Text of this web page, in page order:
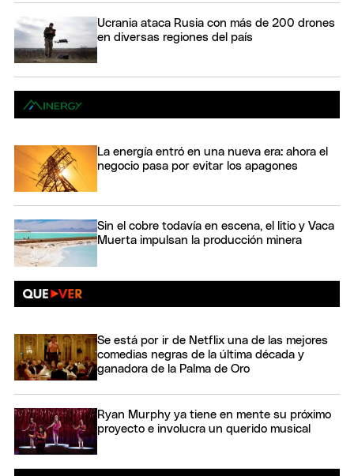
Ucrania ataca Rusia con más de 200 drones
en diversas regiones del país
La energía entró en una nueva era: ahora el
negocio pasa por evitar los apagones
Sin el cobre todavía en escena, el litio y Vaca
Muerta impulsan la producción minera
Se está por ir de Netflix una de las mejores
comedias negras de la última década y
ganadora de la Palma de Oro
Ryan Murphy ya tiene en mente su próximo
proyecto e involucra un querido musical